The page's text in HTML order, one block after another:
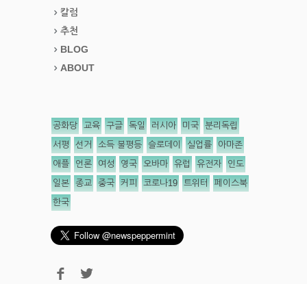
칼럼
추천
BLOG
ABOUT
공화당 교육 구글 독일 러시아 미국 분리독립
서평 선거 소득 불평등 슬로데이 실업률 아마존
애플 언론 여성 영국 오바마 유럽 유전자 인도
일본 종교 중국 커피 코로나19 트위터 페이스북
한국